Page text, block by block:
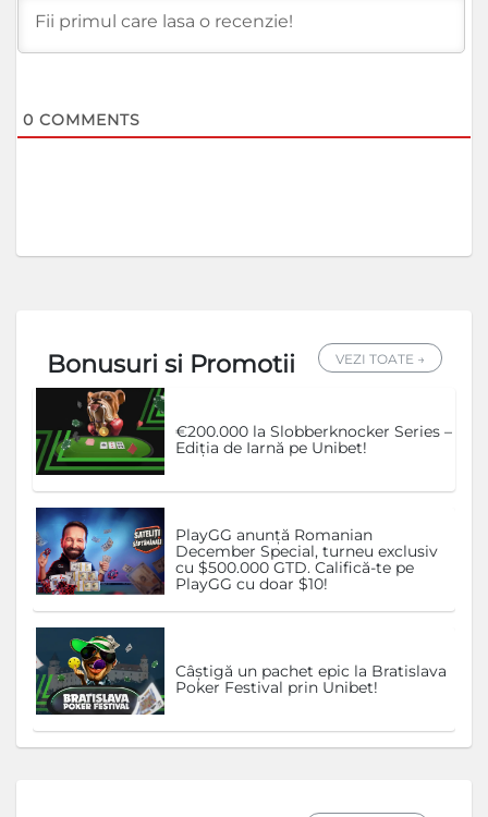
0 COMMENTS
Bonusuri si Promotii VEZI TOATE →
€200.000 la Slobberknocker Series –
Ediția de Iarnă pe Unibet!
PlayGG anunță Romanian
December Special, turneu exclusiv
cu $500.000 GTD. Califică-te pe
PlayGG cu doar $10!
Câștigă un pachet epic la Bratislava
Poker Festival prin Unibet!